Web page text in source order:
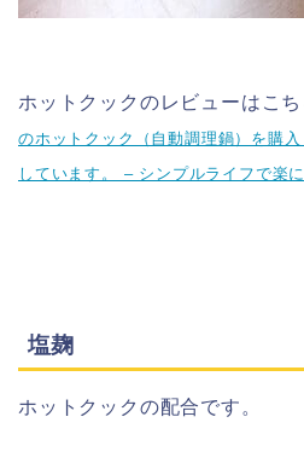
ホットクックのレビューはこ
のホットクック（自動調理鍋）を購
しています。 – シンプルライフで楽
塩麹
ホットクックの配合です。